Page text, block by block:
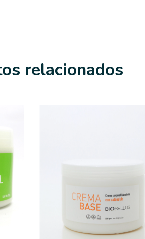
relacionados